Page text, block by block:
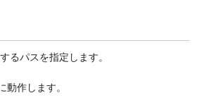
るパスを指定します。
動作します。